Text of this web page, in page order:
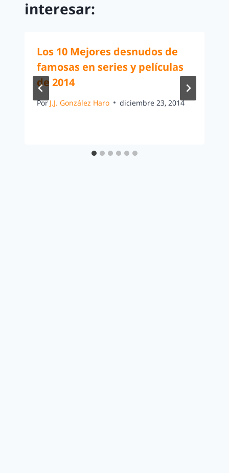
interesar:
Los 10 Mejores desnudos de
famosas en series y películas
de 2014
Por J.J. González Haro diciembre 23, 2014